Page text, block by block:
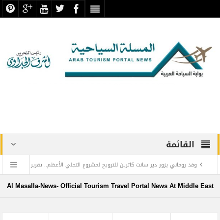
القائمة
وفد روماني يزور دير سانت كاترين للترويج لمشروع التجلي الأعظم.. تقرير
أثري
Al Masalla-News- Official Tourism Travel Portal News At Middle East